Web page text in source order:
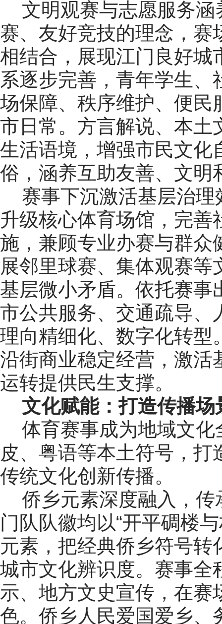
文明观赛与志愿服务涵
赛、友好竞技的理念，赛
相结合，展现江门良好城
系逐步完善，青年学生
场保障、秩序维护、便民
市日常。方言解说、本土
生活语境，增强市民文化
俗，涵养互助友善、文明
赛事下沉激活基层治理
升级核心体育场馆，完
施，兼顾专业办赛与群众
展邻里球赛、集体观赛
基层微小矛盾。依托赛事
市公共服务、交通疏导、
理向精细化、数字化转型
沿街商业稳定经营，激活
运转提供民生支撑。
文化赋能：打造传播
体育赛事成为地域文化
皮、粤语等本土符号，
传统文化创新传播。
侨乡元素深度融入，传
门队队徽均以“开平碉楼
元素，把经典侨乡符号
城市文化辨识度。赛事全
示、地方文史宣传，在赛
色。侨乡人民爱国爱乡、